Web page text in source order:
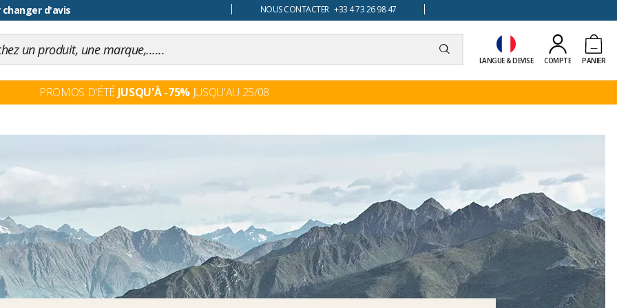
changer d'avis NOUS CONTACTER +33 4 73 26 98 47
LANGUE & DEVISE COMPTE PANIER
PROMOS D'ÉTÉ JUSQU'À -75%JUSQU'AU 25/08